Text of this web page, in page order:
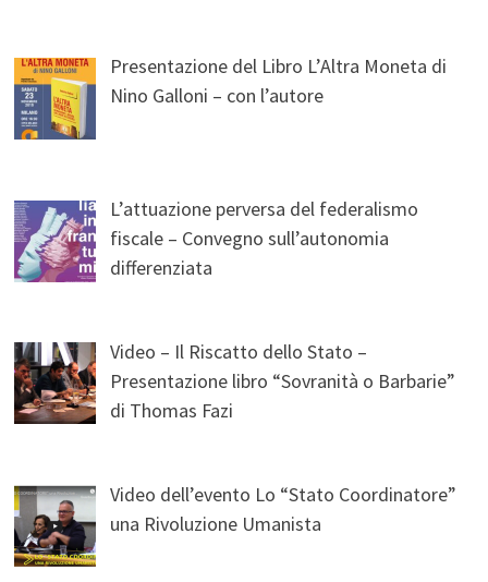
Presentazione del Libro L’Altra Moneta di
Nino Galloni – con l’autore
L’attuazione perversa del federalismo
fiscale – Convegno sull’autonomia
differenziata
Video – Il Riscatto dello Stato –
Presentazione libro “Sovranità o Barbarie”
di Thomas Fazi
Video dell’evento Lo “Stato Coordinatore”
una Rivoluzione Umanista